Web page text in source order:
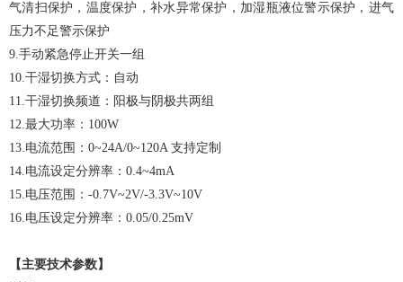
气清扫保护，温度保护，补水异常保护，加湿瓶液位警示保护，进气
压力不足警示保护
9.手动紧急停止开关一组
10.干湿切换方式：自动
11.干湿切换频道：阳极与阴极共两组
12.最大功率：100W
13.电流范围：0~24A/0~120A 支持定制
14.电流设定分辨率：0.4~4mA
15.电压范围：-0.7V~2V/-3.3V~10V
16.电压设定分辨率：0.05/0.25mV
【主要技术参数】